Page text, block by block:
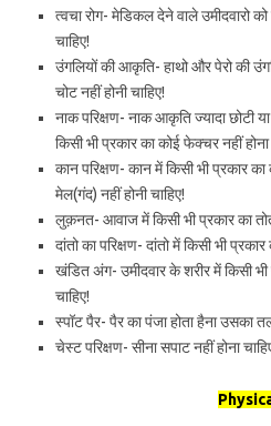
त्वचा रोग- मेडिकल देने वाले उमीदवारो को
चाहिए!
उंगलियों की आकृति- हाथो और पेरो की
चोट नहीं होनी चाहिए!
नाक परिक्षण- नाक आकृति ज्यादा छोटी
किसी भी प्रकार का कोई फेक्चर नहीं होना
कान परिक्षण- कान में किसी भी प्रकार
मेल(गंद) नहीं होनी चाहिए!
लुक़नत- आवाज में किसी भी प्रकार का
दांतो का परिक्षण- दांतो में किसी भी
खंडित अंग- उमीदवार के शरीर में किसी
चाहिए!
स्पॉट पैर- पैर का पंजा होता हैना उसका
चेस्ट परिक्षण- सीना सपाट नहीं होना